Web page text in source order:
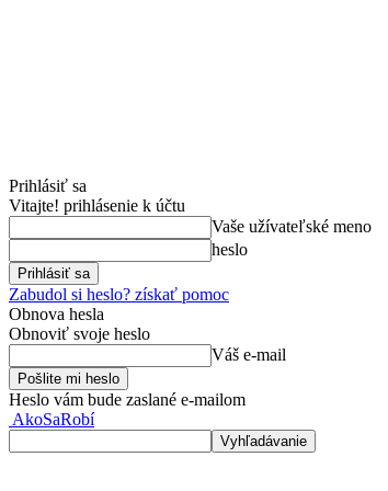
Prihlásiť sa
Vitajte! prihlásenie k účtu
Vaše užívateľské meno
heslo
Zabudol si heslo? získať pomoc
Obnova hesla
Obnoviť svoje heslo
Váš e-mail
Heslo vám bude zaslané e-mailom
AkoSaRobí